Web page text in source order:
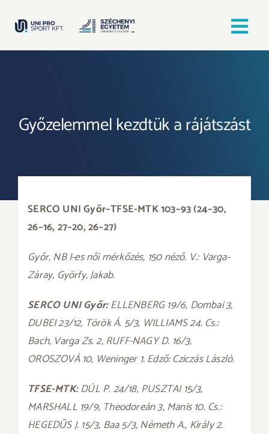
Örömfutás
TANULJ GYŐRBEN! SPORTOLJ GYŐRBEN!
Győzelemmel kezdtük a rájátszást
SERCO UNI Győr–TFSE-MTK 103–93 (24–30,
26–16, 27–20, 26–27)
Győr, NB I-es női mérkőzés, 150 néző. V.: Varga-
Záray, Györfy, Jakab.
SERCO UNI Győr:ELLENBERG 19/6, Dombai 3,
DUBEI 23/12, Török Á. 5/3, WILLIAMS 24. Cs.:
Bach, Varga Zs. 2, RUFF-NAGY D. 16/3,
OROSZOVÁ 10, Weninger 1. Edző: Cziczás László.
TFSE-MTK:DÚL P. 24/18, PUSZTAI 15/3,
MARSHALL 19/9, Theodoreán 3, Manis 10. Cs.:
HEGEDŰS J. 15/3, Baa 5/3, Németh A., Király 2.